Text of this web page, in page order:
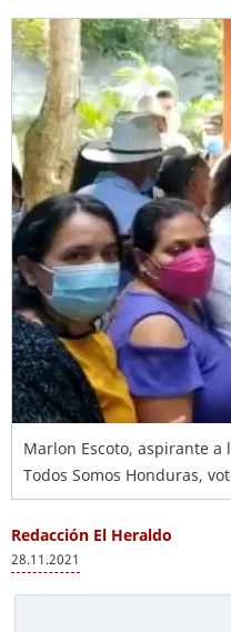
Marlon Escoto, aspirante
Todos Somos Honduras,
Redacción El Heraldo
28.11.2021